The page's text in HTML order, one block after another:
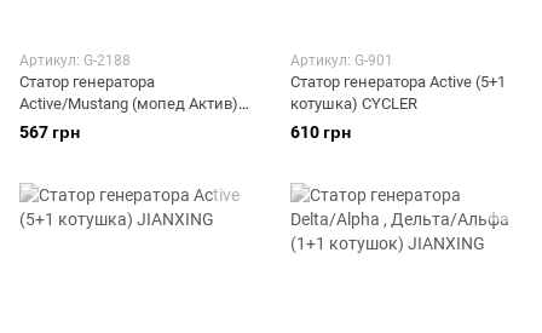
Артикул: G-2188
Статор генератора
Active/Mustang (мопед Актив)
(5+1 котушка) HORZA
567 грн
Артикул: G-901
Статор генератора Active (5+1
котушка) CYCLER
610 грн